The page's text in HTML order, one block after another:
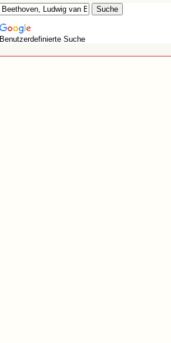
Benutzerdefinierte Suche